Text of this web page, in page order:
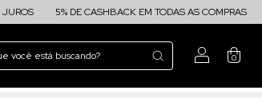
5% DE CASHBACK EM TODAS AS COMPRAS
0